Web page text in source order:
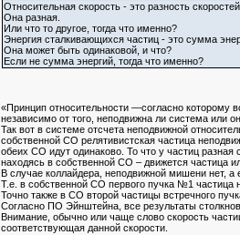
Относительная скорость - это разность
Она разная.
Или что то другое, тогда что именно?
Энергия сталкивающихся частиц - это сумма
Она может быть одинаковой, и что?
Если не сумма энергий, тогда что именно?
«Принцип относительности —согласно которому
независимо от того, неподвижна ли система или
Так вот в системе отсчета неподвижной
собственной СО релятивистская частица
обеих СО идут одинаково. То что у частиц
находясь в собственной СО – движется частица
В случае коллайдера, неподвижной мишени нет, а
Т.е. в собственной СО первого пучка №1 частица
Точно также в СО второй частицы встречного
Согласно ПО Эйнштейна, все результаты
Внимание, обычно или чаще слово скорость
соответствующая данной скорости.